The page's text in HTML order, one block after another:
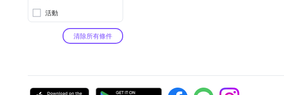
活動
清除所有條件